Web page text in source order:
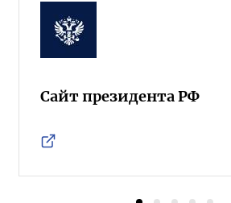
Сайт президента РФ